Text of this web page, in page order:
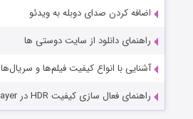
اضافه کردن صدای دوبله به ویدئو
راهنمای دانلود از سایت دوستی ها
آشنایی با انواع کیفیت فیلم‌ها و سریال‌ها
راهنمای فعال سازی کیفیت HDR در PotPlayer